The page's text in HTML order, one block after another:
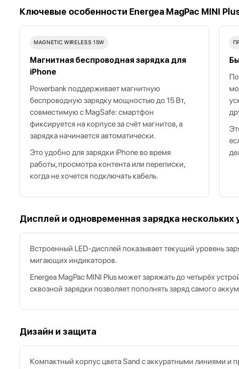
Ключевые особенности Energea MagPac MINI
MAGNETIC WIRELESS 15W
Магнитная беспроводная зарядка для
iPhone
Powerbank поддерживает магнитную
беспроводную зарядку мощностью до 15 Вт,
совместимую с MagSafe: смартфон
фиксируется на корпусе за счёт магнитов, а
зарядка начинается автоматически.
Это удобно для зарядки iPhone во время
работы, просмотра контента или переписки,
когда не хочется подключать кабель.
Дисплей и одновременная зарядка нескольких
Встроенный LED‑дисплей показывает текущий уровень
мигающих индикаторов.
Energea MagPac MINI Plus может заряжать до четырёх
сквозной зарядки позволяет пополнять заряд самого
Дизайн и защита
Компактный корпус цвета Sand с аккуратными линиями и